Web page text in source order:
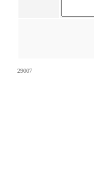
29007